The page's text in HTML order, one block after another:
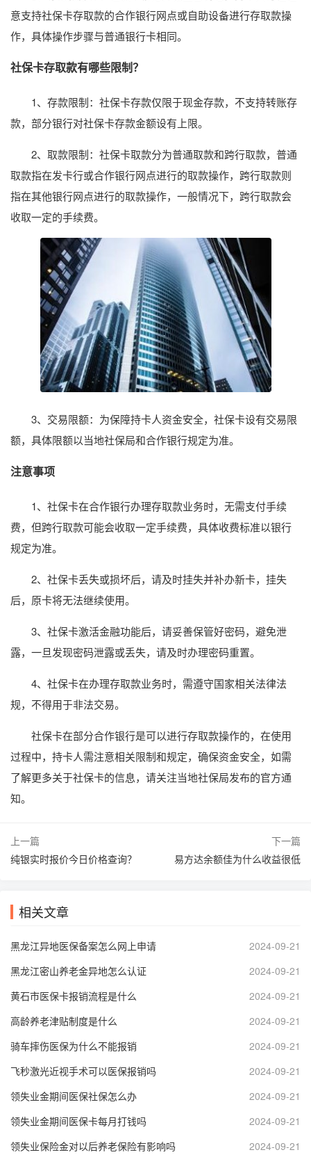
意支持社保卡存取款的合作银行网点或自助设备进行存取款操
作，具体操作步骤与普通银行卡相同。
社保卡存取款有哪些限制？
1、存款限制：社保卡存款仅限于现金存款，不支持转账存
款，部分银行对社保卡存款金额设有上限。
2、取款限制：社保卡取款分为普通取款和跨行取款，普通
取款指在发卡行或合作银行网点进行的取款操作，跨行取款则
指在其他银行网点进行的取款操作，一般情况下，跨行取款会
收取一定的手续费。
3、交易限额：为保障持卡人资金安全，社保卡设有交易限
额，具体限额以当地社保局和合作银行规定为准。
注意事项
1、社保卡在合作银行办理存取款业务时，无需支付手续
费，但跨行取款可能会收取一定手续费，具体收费标准以银行
规定为准。
2、社保卡丢失或损坏后，请及时挂失并补办新卡，挂失
后，原卡将无法继续使用。
3、社保卡激活金融功能后，请妥善保管好密码，避免泄
露，一旦发现密码泄露或丢失，请及时办理密码重置。
4、社保卡在办理存取款业务时，需遵守国家相关法律法
规，不得用于非法交易。
社保卡在部分合作银行是可以进行存取款操作的，在使用
过程中，持卡人需注意相关限制和规定，确保资金安全，如需
了解更多关于社保卡的信息，请关注当地社保局发布的官方通
知。
上一篇
纯银实时报价今日价格查询？
下一篇
易方达余额佳为什么收益很低
相关文章
黑龙江异地医保备案怎么网上申请
2024-09-21
黑龙江密山养老金异地怎么认证
2024-09-21
黄石市医保卡报销流程是什么
2024-09-21
高龄养老津贴制度是什么
2024-09-21
骑车摔伤医保为什么不能报销
2024-09-21
飞秒激光近视手术可以医保报销吗
2024-09-21
领失业金期间医保社保怎么办
2024-09-21
领失业金期间医保卡每月打钱吗
2024-09-21
领失业保险金对以后养老保险有影响吗
2024-09-21